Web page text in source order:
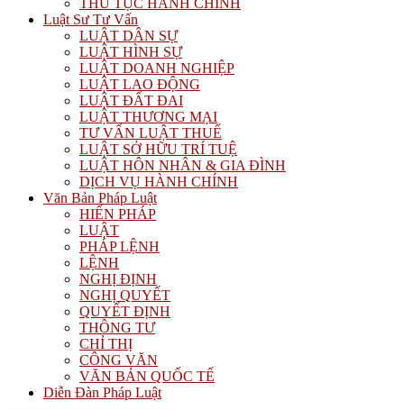
THỦ TỤC HÀNH CHÍNH
Luật Sư Tư Vấn
LUẬT DÂN SỰ
LUẬT HÌNH SỰ
LUẬT DOANH NGHIỆP
LUẬT LAO ĐỘNG
LUẬT ĐẤT ĐAI
LUẬT THƯƠNG MẠI
TƯ VẤN LUẬT THUẾ
LUẬT SỞ HỮU TRÍ TUỆ
LUẬT HÔN NHÂN & GIA ĐÌNH
DỊCH VỤ HÀNH CHÍNH
Văn Bản Pháp Luật
HIẾN PHÁP
LUẬT
PHÁP LỆNH
LỆNH
NGHỊ ĐỊNH
NGHỊ QUYẾT
QUYẾT ĐỊNH
THÔNG TƯ
CHỈ THỊ
CÔNG VĂN
VĂN BẢN QUỐC TẾ
Diễn Đàn Pháp Luật